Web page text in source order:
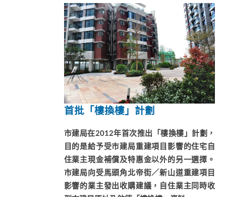
首批「樓換樓」計劃
市建局在2012年首次推出「樓換樓」計劃，
目的是給予受市建局重建項目影響的住宅自
住業主現金補償及特惠金以外的另一選擇。
市建局向受馬頭角北帝街／新山道重建項目
影響的業主發出收購建議，自住業主同時收